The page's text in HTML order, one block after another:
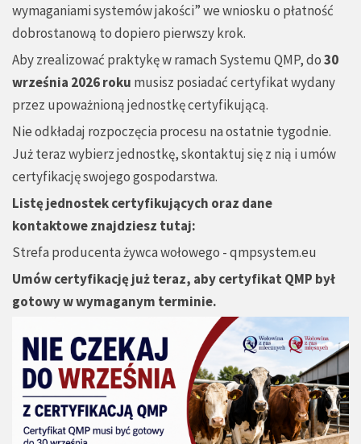
wymaganiami systemów jakości” we wniosku o płatność
dobrostanową to dopiero pierwszy krok.
Aby zrealizować praktykę w ramach Systemu QMP, do30
września 2026 roku musisz posiadać certyfikat wydany
przez upoważnioną jednostkę certyfikującą.
Nie odkładaj rozpoczęcia procesu na ostatnie tygodnie.
Już teraz wybierz jednostkę, skontaktuj się z nią i umów
certyfikację swojego gospodarstwa.
Listę jednostek certyfikujących oraz dane
kontaktowe znajdziesz tutaj:
Strefa producenta żywca wołowego - qmpsystem.eu
Umów certyfikację już teraz, aby certyfikat QMP był
gotowy w wymaganym terminie.